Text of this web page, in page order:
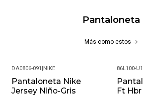
Pantaloneta
Más como estos
-44%
DA0806-091 |NIKE
Pantaloneta Nike
Jersey Niño-Gris
-29%
86L100-
Ft